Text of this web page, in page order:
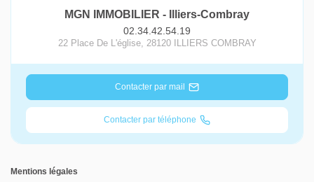
MGN IMMOBILIER - Illiers-Combray
02.34.42.54.19
22 Place De L'église, 28120 ILLIERS COMBRAY
Contacter par mail
Contacter par téléphone
Mentions légales